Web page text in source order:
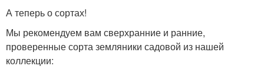
А теперь о сортах!
Мы рекомендуем вам сверхранние и ранние,
проверенные сорта земляники садовой из нашей
коллекции: